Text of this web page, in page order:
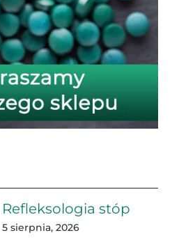
Refleksologia stóp
5 sierpnia, 2026